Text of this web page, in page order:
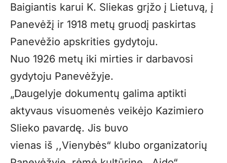
Baigiantis karui K. Sliekas grįžo į Lietuvą, į
Panevėžį ir 1918 metų gruodį paskirtas
Panevėžio apskrities gydytoju.
Nuo 1926 metų iki mirties ir darbavosi
gydytoju Panevėžyje.
„Daugelyje dokumentų galima aptikti
aktyvaus visuomenės veikėjo Kazimiero
Slieko pavardę. Jis buvo
vienas iš ,,Vienybės“ klubo organizatorių